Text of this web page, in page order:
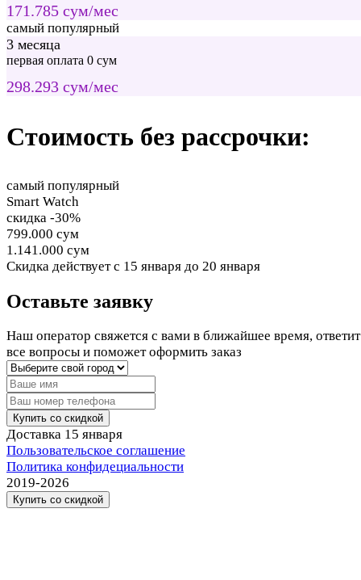
171.785 сум/мес
самый популярный
3 месяца
первая оплата 0 сум
298.293 сум/мес
Стоимость без рассрочки:
самый популярный
Smart Watch
скидка -30%
799.000 сум
1.141.000 сум
Cкидка действуетс 15 января до 20 января
Оставьте заявку
Наш оператор свяжется с вами в ближайшее время,
все вопросы и поможет оформить заказ
Купить со скидкой
Доставка 15 января
Пользовательское соглашение
Политика конфидециальности
2019-2026
Купить со скидкой